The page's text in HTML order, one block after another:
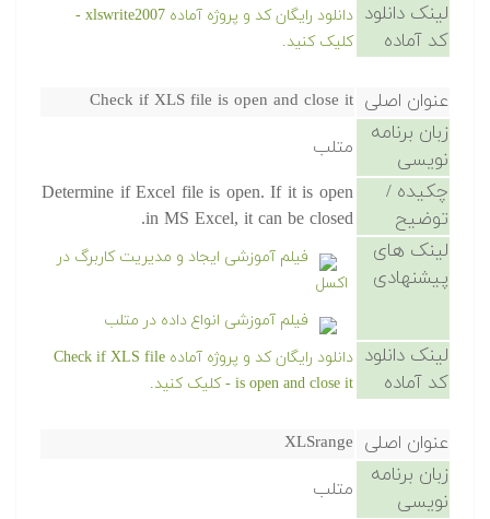
لینک دانلود
کد آماده
دانلود رایگان کد و پروژه آماده xlswrite2007 -
کلیک کنید.
عنوان اصلی Check if XLS file is open and close it
زبان برنامه
نویسی
متلب
چکیده /
توضیح
Determine if Excel file is open. If it is open
in MS Excel, it can be closed.
لینک های
پیشنهادی
فیلم آموزشی ایجاد و مدیریت کاربرگ در
اکسل
فیلم آموزشی انواع داده در متلب
لینک دانلود
کد آماده
دانلود رایگان کد و پروژه آماده Check if XLS file
is open and close it - کلیک کنید.
عنوان اصلی XLSrange
زبان برنامه
نویسی
متلب